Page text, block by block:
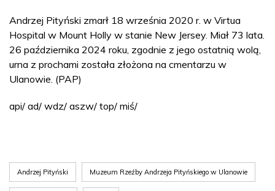
Andrzej Pityński zmarł 18 września 2020 r. w Virtua
Hospital w Mount Holly w stanie New Jersey. Miał 73 lata.
26 października 2024 roku, zgodnie z jego ostatnią wolą,
urna z prochami została złożona na cmentarzu w
Ulanowie. (PAP)
api/ ad/ wdz/ aszw/ top/ miś/
Andrzej Pityński Muzeum Rzeźby Andrzeja Pityńskiego w Ulanowie